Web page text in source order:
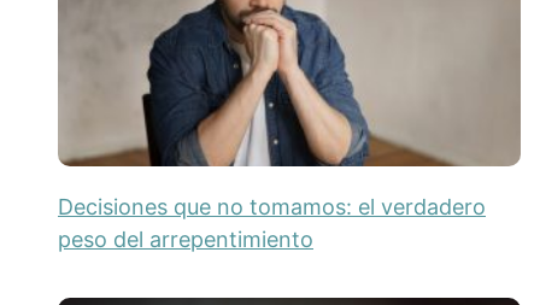
Decisiones que no tomamos: el verdadero
peso del arrepentimiento